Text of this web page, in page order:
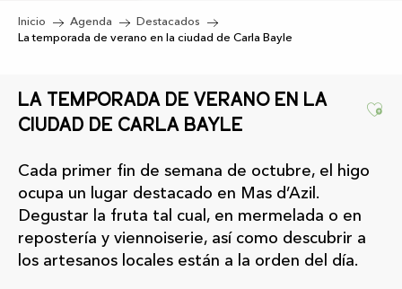
Inicio Agenda
Destacados
La temporada de verano en la ciudad de Carla Bayle
La temporada de verano en la
ciudad de Carla Bayle
Cada primer fin de semana de octubre, el higo
ocupa un lugar destacado en Mas d’Azil.
Degustar la fruta tal cual, en mermelada o en
repostería y viennoiserie, así como descubrir a
los artesanos locales están a la orden del día.